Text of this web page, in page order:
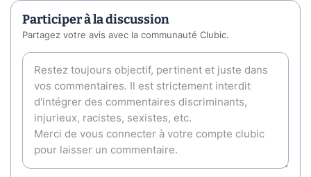
Participer à la discussion
Partagez votre avis avec la communauté Clubic.